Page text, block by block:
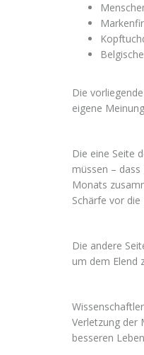
Die
eigene
Die eine Seite
müssen –
Monats
Schärfe vor
Die andere
um dem Elend
Verletzung der
besseren